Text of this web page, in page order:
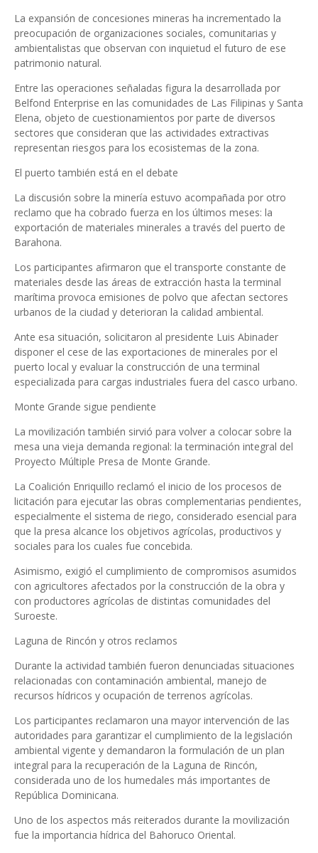
La expansión de concesiones mineras ha incrementado la
preocupación de organizaciones sociales, comunitarias y
ambientalistas que observan con inquietud el futuro de ese
patrimonio natural.
Entre las operaciones señaladas figura la desarrollada por
Belfond Enterprise en las comunidades de Las Filipinas y Santa
Elena, objeto de cuestionamientos por parte de diversos
sectores que consideran que las actividades extractivas
representan riesgos para los ecosistemas de la zona.
El puerto también está en el debate
La discusión sobre la minería estuvo acompañada por otro
reclamo que ha cobrado fuerza en los últimos meses: la
exportación de materiales minerales a través del puerto de
Barahona.
Los participantes afirmaron que el transporte constante de
materiales desde las áreas de extracción hasta la terminal
marítima provoca emisiones de polvo que afectan sectores
urbanos de la ciudad y deterioran la calidad ambiental.
Ante esa situación, solicitaron al presidente Luis Abinader
disponer el cese de las exportaciones de minerales por el
puerto local y evaluar la construcción de una terminal
especializada para cargas industriales fuera del casco urbano.
Monte Grande sigue pendiente
La movilización también sirvió para volver a colocar sobre la
mesa una vieja demanda regional: la terminación integral del
Proyecto Múltiple Presa de Monte Grande.
La Coalición Enriquillo reclamó el inicio de los procesos de
licitación para ejecutar las obras complementarias pendientes,
especialmente el sistema de riego, considerado esencial para
que la presa alcance los objetivos agrícolas, productivos y
sociales para los cuales fue concebida.
Asimismo, exigió el cumplimiento de compromisos asumidos
con agricultores afectados por la construcción de la obra y
con productores agrícolas de distintas comunidades del
Suroeste.
Laguna de Rincón y otros reclamos
Durante la actividad también fueron denunciadas situaciones
relacionadas con contaminación ambiental, manejo de
recursos hídricos y ocupación de terrenos agrícolas.
Los participantes reclamaron una mayor intervención de las
autoridades para garantizar el cumplimiento de la legislación
ambiental vigente y demandaron la formulación de un plan
integral para la recuperación de la Laguna de Rincón,
considerada uno de los humedales más importantes de
República Dominicana.
Uno de los aspectos más reiterados durante la movilización
fue la importancia hídrica del Bahoruco Oriental.